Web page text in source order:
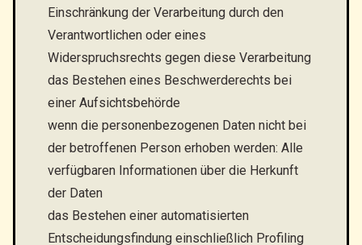
Einschränkung der Verarbeitung durch den
Verantwortlichen oder eines
Widerspruchsrechts gegen diese Verarbeitung
das Bestehen eines Beschwerderechts bei
einer Aufsichtsbehörde
wenn die personenbezogenen Daten nicht bei
der betroffenen Person erhoben werden: Alle
verfügbaren Informationen über die Herkunft
der Daten
das Bestehen einer automatisierten
Entscheidungsfindung einschließlich Profiling